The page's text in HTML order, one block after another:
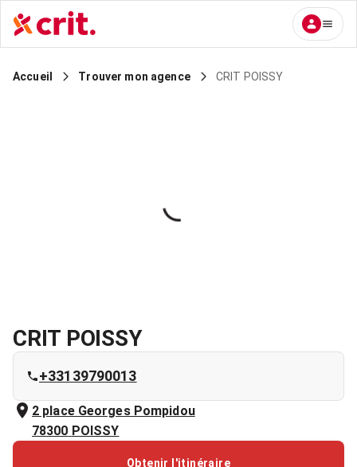
Accueil Trouver mon agence CRIT POISSY
CRIT POISSY
+33139790013
2 place Georges Pompidou
78300 POISSY
Obtenir l'itinéraire